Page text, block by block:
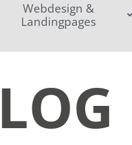
Webdesign &
Landingpages